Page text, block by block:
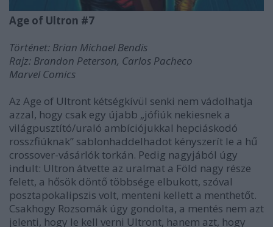
Age of Ultron #7
Történet: Brian Michael Bendis
Rajz: Brandon Peterson, Carlos Pacheco
Marvel Comics
Az Age of Ultront kétségkívül senki nem vádolhatja
azzal, hogy csak egy újabb „jófiúk nekiesnek a
világpusztító/uraló ambíciójukkal hepciáskodó
rosszfiúknak” sablonhaddelhadot kényszerít le a hű
crossover-vásárlók torkán. Pedig nagyjából úgy
indult: Ultron átvette az uralmat a Föld nagy része
felett, a hősök döntő többsége elbukott, szóval
posztapokalipszis volt, menteni kellett a menthetőt.
Csakhogy Rozsomák úgy gondolta, a mentés nem azt
jelenti, hogy le kell verni Ultront, hanem azt, hogy